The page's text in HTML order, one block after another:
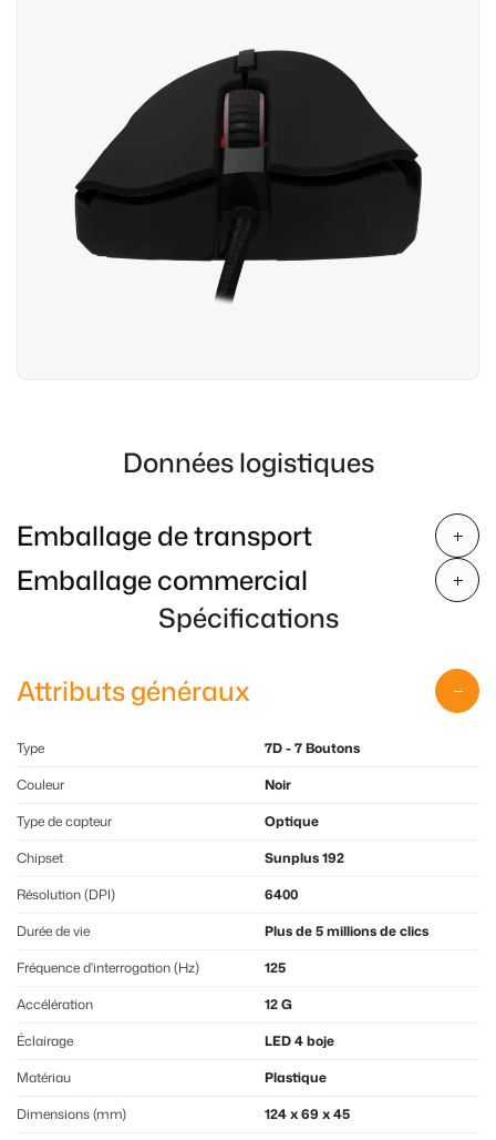
Données logistiques
Emballage de transport
Emballage commercial
Spécifications
Attributs généraux
Type
7D - 7 Boutons
Couleur
Noir
Type de capteur
Optique
Chipset
Sunplus 192
Résolution (DPI)
6400
Durée de vie
Plus de 5 millions de clics
Fréquence d'interrogation (Hz)
125
Accélération
12 G
Éclairage
LED 4 boje
Matériau
Plastique
Dimensions (mm)
124 x 69 x 45